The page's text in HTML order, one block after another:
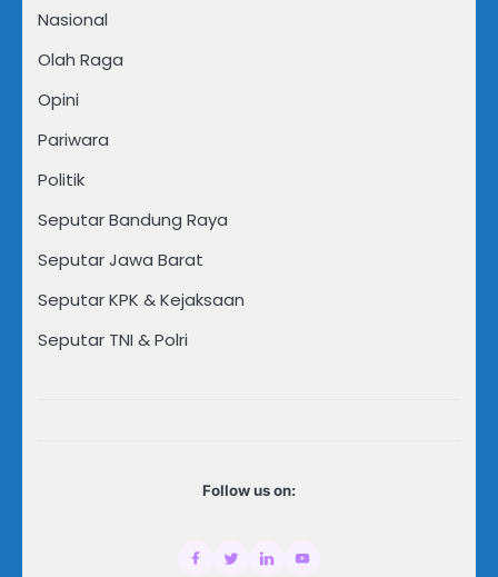
Nasional
Olah Raga
Opini
Pariwara
Politik
Seputar Bandung Raya
Seputar Jawa Barat
Seputar KPK & Kejaksaan
Seputar TNI & Polri
Follow us on: